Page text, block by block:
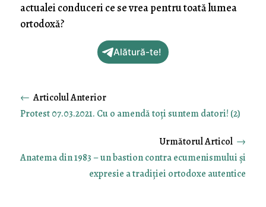
actualei conduceri ce se vrea pentru toată lumea
ortodoxă?
Alătură-te!
←
Protest 07.03.2021. Cu o amendă toţi suntem datori! (2)
Anatema din 1983 – un bastion contra ecumenismului și
expresie a tradiției ortodoxe autentice
→